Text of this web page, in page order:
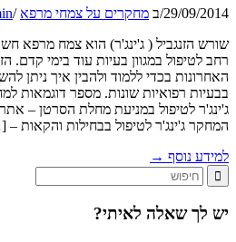
29/09/2014
/ב מחקרים על צמחי מרפא /
שורש הזנגביל ( ג'ינג'ר) הוא צמח מרפא
רחב לטיפול במגוון בעיות עוד בימי קדם.
האחרונות בכדי ללמוד ולהבין איך ניתן
בבעיות רפואיות שונות. מספר דוגמאות
המחקר ג'ינג'ר לטיפול בבחילות והקאות
למידע נוסף →
יש לך שאלה לאיתי?